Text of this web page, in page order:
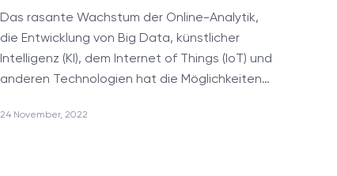
Das rasante Wachstum der Online-Analytik,
die Entwicklung von Big Data, künstlicher
Intelligenz (KI), dem Internet of Things (IoT) und
anderen Technologien hat die Möglichkeiten…
24 November, 2022